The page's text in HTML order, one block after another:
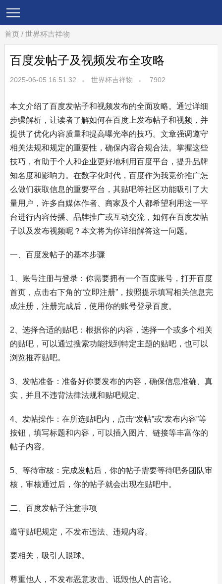
首页 / 世界杯吉祥物
百度发帖子及视频发布全攻略
2025-06-05 16:51:32 世界杯吉祥物 7902
本文介绍了百度发帖子和视频发布的全面攻略。通过详细
步骤解析，让读者了解如何在百度上发布帖子和视频，并
提供了优化内容质量和提高曝光率的技巧。文章强调遵守
相关法规和规定的重要性，确保内容合规合法。掌握这些
技巧，有助于个人和企业更好地利用百度平台，提升品牌
知名度和影响力。在数字化时代，百度作为我竞价推广怎
么做们获取信息的重要平台，其贴吧等社区功能吸引了大
量用户，许多自媒体作者、商家及个人都希望利用这一平
台进行内容传播、品牌推广或互动交流，如何在百度发帖
子以及发布视频呢？本文将为你详细解答这一问题。
一、百度发帖子的基本步骤
1、账号注册与登录：你需要拥有一个百度账号，打开百度
首页，点击右下角的“立即注册”，按照提示填写相关信息完
成注册，注册完成后，使用你的账号登录百度。
2、选择合适的贴吧：根据你的内容，选择一个或多个相关
的贴吧，可以通过搜索功能找到特定主题的贴吧，也可以
浏览推荐贴吧。
3、发帖准备：准备好你要发布的内容，确保信息准确、真
实，并且不违背法律法规和贴吧规定。
4、发帖操作：在所选贴吧内，点击“发帖”或“发布内容”等
按钮，填写标题和内容，可以插入图片、链接等丰富你的
帖子内容。
5、等待审核：完成发帖后，你的帖子需要等待吧务团队审
核，审核通过后，你的帖子就会出现在贴吧中。
二、百度发帖子注意事项
遵守贴吧规定，不发布违法、违规内容。
要相关，吸引人眼球。
尊重他人，不发布恶意攻击、诋毁他人的言论。